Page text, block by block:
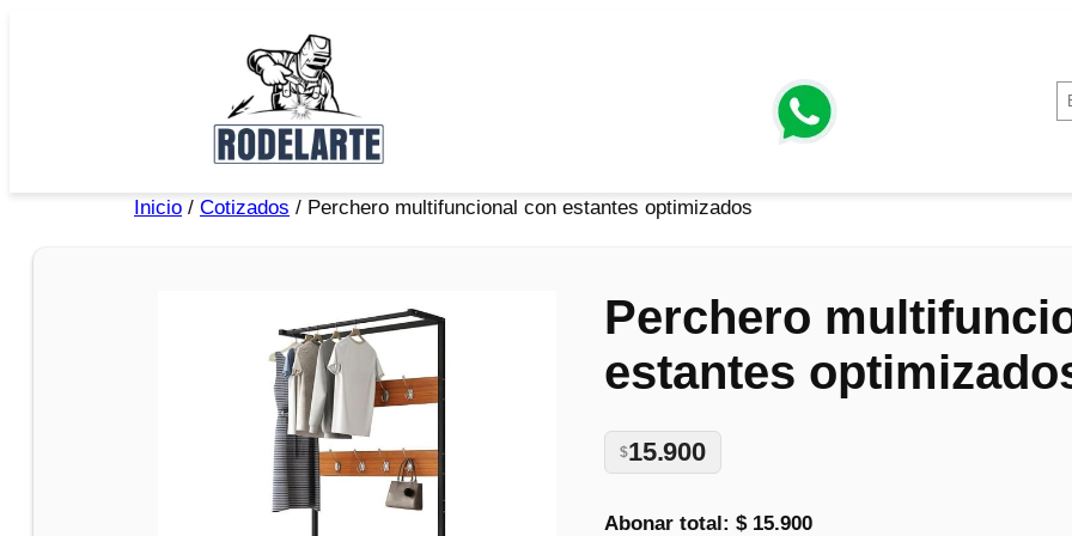
Inicio / Cotizados / Perchero multifuncional con estantes optimizados
Perchero
estantes
$15.900
Abonar total:$ 15.900